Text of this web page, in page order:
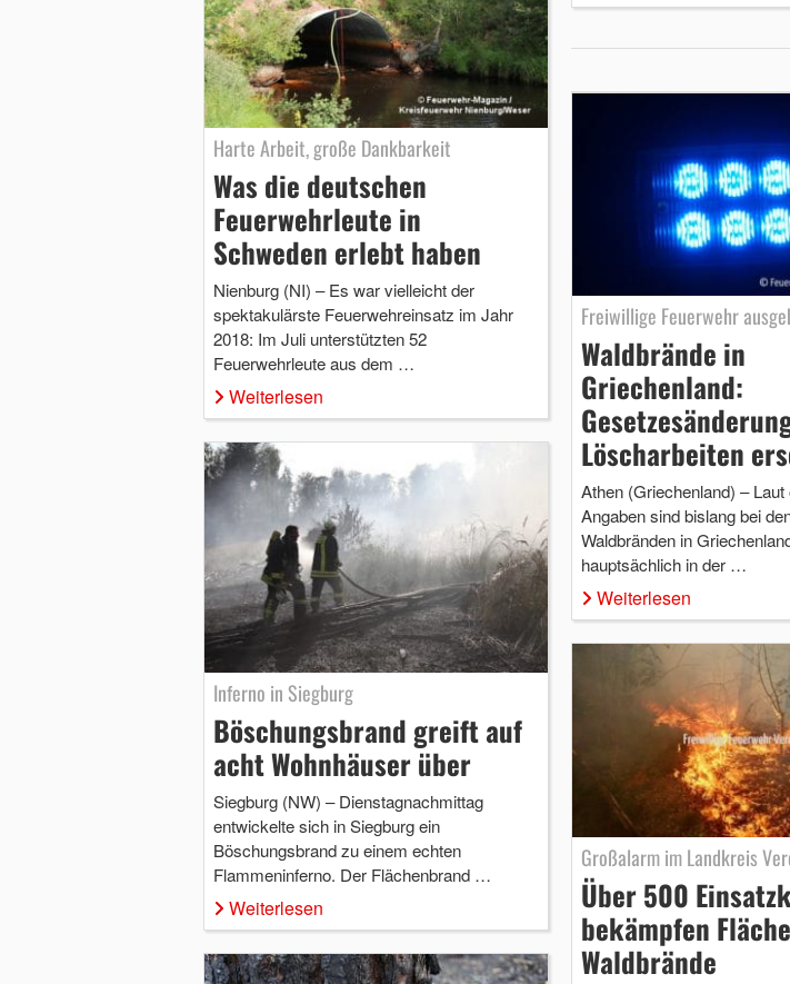
Harte Arbeit, große Dankbarkeit
Was die deutschen
Feuerwehrleute in
Schweden erlebt haben
Nienburg (NI) – Es war vielleicht der
spektakulärste Feuerwehreinsatz im Jahr
2018: Im Juli unterstützten 52
Feuerwehrleute aus dem …
Weiterlesen
Inferno in Siegburg
Böschungsbrand greift auf
acht Wohnhäuser über
Siegburg (NW) – Dienstagnachmittag
entwickelte sich in Siegburg ein
Böschungsbrand zu einem echten
Flammeninferno. Der Flächenbrand …
Weiterlesen
Freiwillige Feuerwehr
Waldbrände in
Griechenland:
Löscharbeiten
Athen (Griechenland) – Laut
Angaben sind bislang bei
Waldbränden in
hauptsächlich in der …
Weiterlesen
Großalarm im Landkreis
Über 500
bekämpfen
Waldbrände